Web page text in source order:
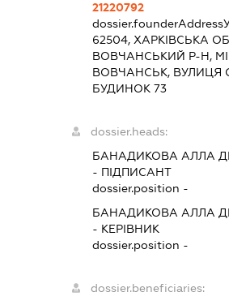
21220792
dossier.founderAddress
62504, ХАРКІВСЬКА
ВОВЧАНСЬКИЙ Р-Н,
ВОВЧАНСЬК, ВУЛИЦЯ
БУДИНОК 73
dossier.heads:
БАНАДИКОВА АЛЛА
- ПІДПИСАНТ
dossier.position -
БАНАДИКОВА АЛЛА
- КЕРІВНИК
dossier.position -
dossier.beneficiaries: